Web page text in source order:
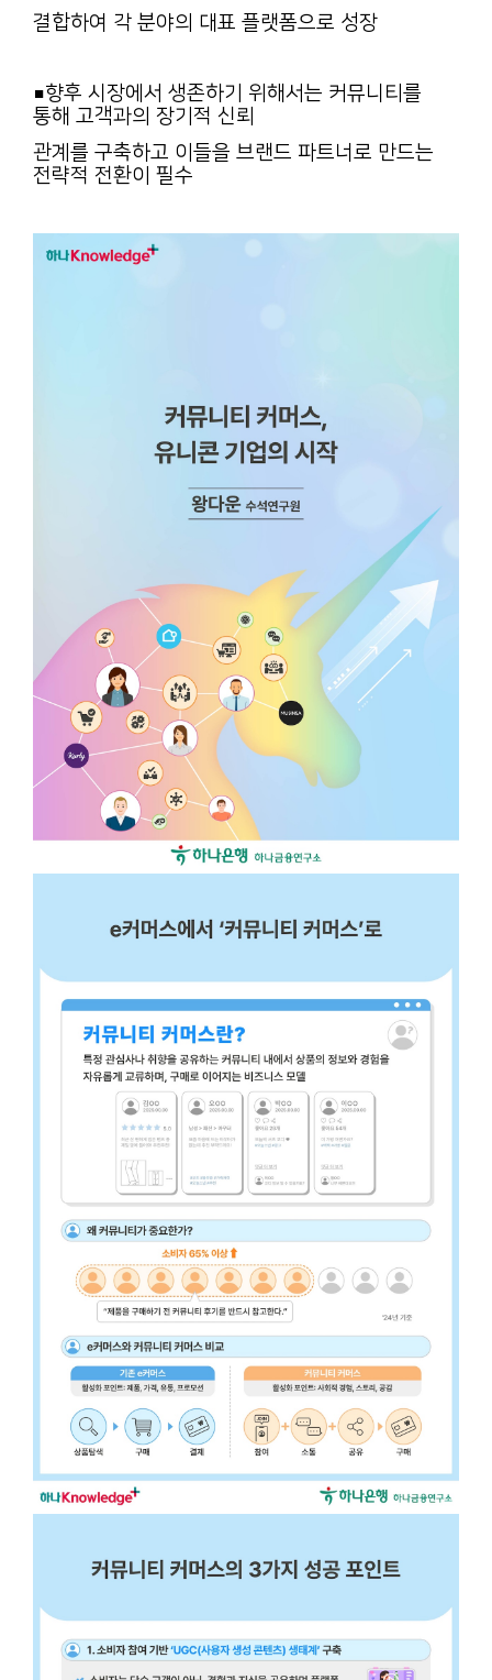
결합하여 각 분야의 대표 플랫폼으로 성장
■향후 시장에서 생존하기 위해서는 커뮤니티를
통해 고객과의 장기적 신뢰
관계를 구축하고 이들을 브랜드 파트너로 만드는
전략적 전환이 필수